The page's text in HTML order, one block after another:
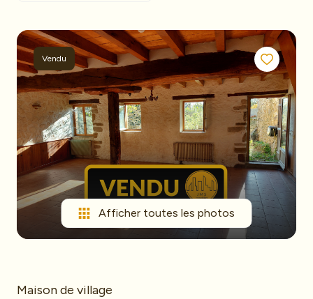
agences
Alerte
e-
mail
Le
Saviez-
vous
Contact
Vendu
Afficher toutes les photos
Maison de village